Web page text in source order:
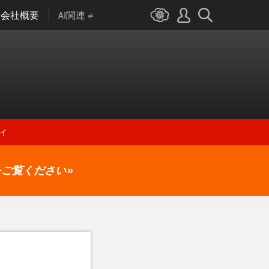
会社概要 AI関連
覧ください»